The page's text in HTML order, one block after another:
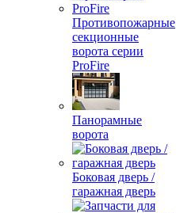
Противопожарные
секционные
ворота серии
ProFire
Панорамные
ворота
Боковая дверь /
гаражная дверь